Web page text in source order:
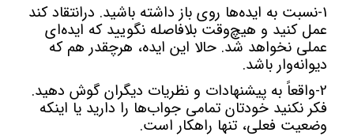
1-نسبت به ایده‌ها روی باز داشته باشید. درانتقاد کند
عمل کنید و هیچ‌وقت بلافاصله نگویید که ایده‌ای
عملی نخواهد شد. حالا این ایده، هرچقدر هم که
دیوانه‌وار باشد.
2-واقعاً به پیشنهادات و نظریات دیگران گوش دهید.
فکر نکنید خودتان تمامی جواب‌ها را دارید یا اینکه
وضعیت فعلی، تنها راهکار است.